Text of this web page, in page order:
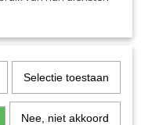
constructie voor
of schoenenvak
Selectie toestaan
Nee, niet akkoord